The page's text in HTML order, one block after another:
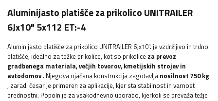
Aluminijasto platišče za prikolico UNITRAILER
6Jx10" 5x112 ET:-4
Aluminijasto platišče za prikolico UNITRAILER 6Jx10". je vzdržljivo in trdno
platišče, idealno za težke prikolice, kot so prikolice za prevoz
gradbenega materiala, večjih tovorov, kmetijskih strojev in
avtodomov. Njegova ojačana konstrukcija zagotavlja nosilnost 750 kg
, zaradi česar je primeren za aplikacije, kjer sta stabilnost in varnost
prednostni. Popoln je za vsakodnevno uporabo, kjerkoli se prevaža težje